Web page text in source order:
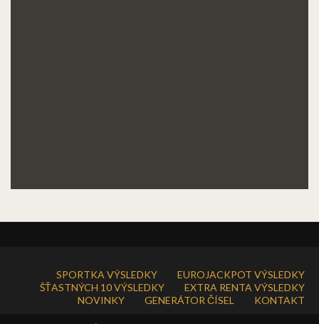
SPORTKA VÝSLEDKY
EUROJACKPOT VÝSLEDKY
ŠŤASTNÝCH 10 VÝSLEDKY
EXTRA RENTA VÝSLEDKY
NOVINKY
GENERÁTOR ČÍSEL KONTAKT